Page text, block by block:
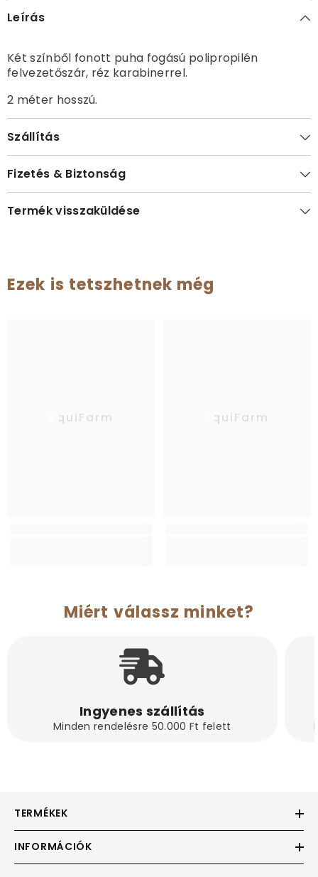
Leírás
Két színből fonott puha fogású polipropilén
felvezetőszár, réz karabinerrel.
2 méter hosszú.
Szállítás
Fizetés & Biztonság
Termék visszaküldése
Ezek is tetszhetnek még
EquiFarm EquiFarm
Miért válassz minket?
Ingyenes szállítás
Minden rendelésre 50.000 Ft felett
TERMÉKEK
INFORMÁCIÓK